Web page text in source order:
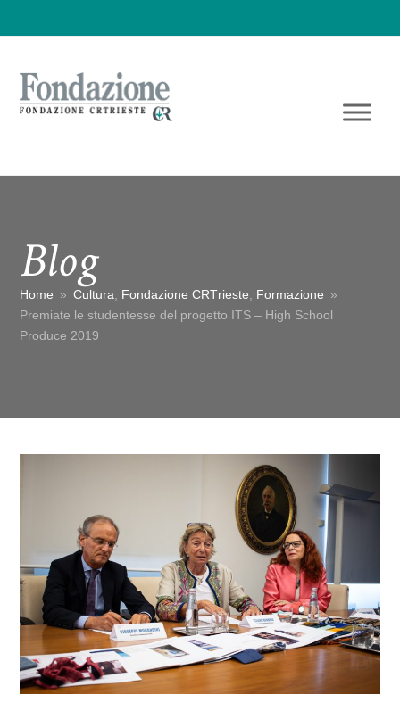
Blog
Home » Cultura Fondazione CRTrieste Formazione »
Premiate le studentesse del progetto ITS – High School
Produce 2019